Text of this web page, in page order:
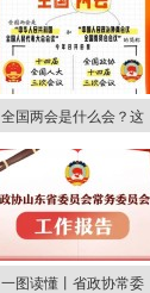
全国两会是什么会？这
一图读懂丨省政协常委